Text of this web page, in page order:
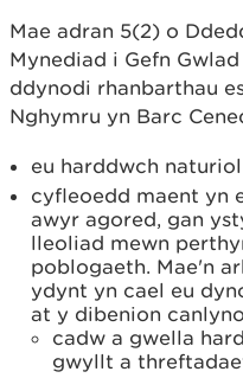
Mae adran 5(2) o
Mynediad i Gefn
ddynodi rhanbarthau
Nghymru yn Barc
eu harddwch naturiol
cyfleoedd maent yn
awyr agored, gan
lleoliad mewn
poblogaeth. Mae'n
ydynt yn cael eu
at y dibenion
cadw a gwella
gwyllt a